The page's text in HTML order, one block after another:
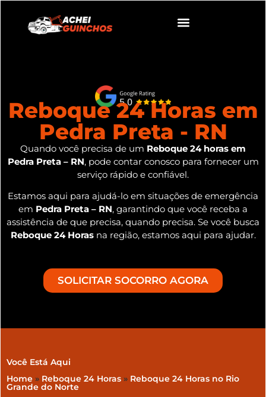
Reboque 24 Horas em
Pedra Preta - RN
Quando você precisa de um Reboque 24 horas em
Pedra Preta – RN, pode contar conosco para fornecer um
serviço rápido e confiável.
Estamos aqui para ajudá-lo em situações de emergência
em Pedra Preta – RN, garantindo que você receba a
assistência de que precisa, quando precisa. Se você busca
Reboque 24 Horasna região, estamos aqui para ajudar.
SOLICITAR SOCORRO AGORA
Você Está Aqui
Home » Reboque 24 Horas » Reboque 24 Horas no Rio
Grande do Norte